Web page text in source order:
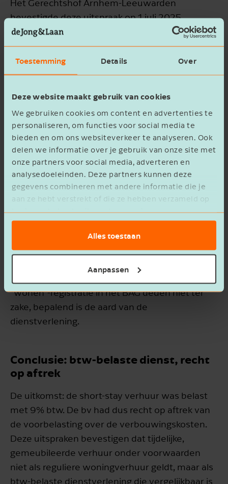
Toestemming Details Over
Deze website maakt gebruik van cookies
We gebruiken cookies om content en advertenties te
personaliseren, om functies voor social media te
bieden en om ons websiteverkeer te analyseren. Ook
delen we informatie over je gebruik van onze site met
onze partners voor social media, adverteren en
analysedoeleinden. Deze partners kunnen deze
gegevens combineren met andere informatie die je
aan ze hebt verstrekt of die ze hebben verzameld op
basis van het gebruik van hun services.
Alles toestaan
Aanpassen
Het Gerechtshof Arnhem-Leeuwarden
bevestigde deze uitspraak op 1 juli 2025
(ECLI:NL:GHARL:2025:4111). Het hof wees erop
dat het begrip "sectoren met een soortgelijke
functie" uit de btw-richtlijn ruim moet worden
opgevat. Aangezien de verhuur zich richtte op
verantwoordelijk waren voor inventaris en
diensten, ontstond feitelijk concurrentie met het
hotelwezen.
Duur van verblijf niet doorslaggevend
Volgens de inspecteur zou een verblijf van drie
hof verwierp dat argument en verwees naar
het Blasi-arrest van het Hof van Justitie EU,
waarin werd geoordeeld dat zelfs een verblijf tot
“wonen”-registratie in het BAG deden niet ter
zake, bepalend is de aard van de
dienstverlening.
Conclusie: btw-belaste dienst, recht
op aftrek
De uitkomst: de short-stay verhuur was belast
met 9% btw. De bv had dus recht op aftrek van
de voorbelasting over de verbouwingskosten.
Deze uitspraken bevestigen dat tijdelijke,
gemeubileerde verhuur onder voorwaarden
niet als reguliere woningverhuur geldt, maar als
btw-belaste dienstverlening die vergelijkbaar is